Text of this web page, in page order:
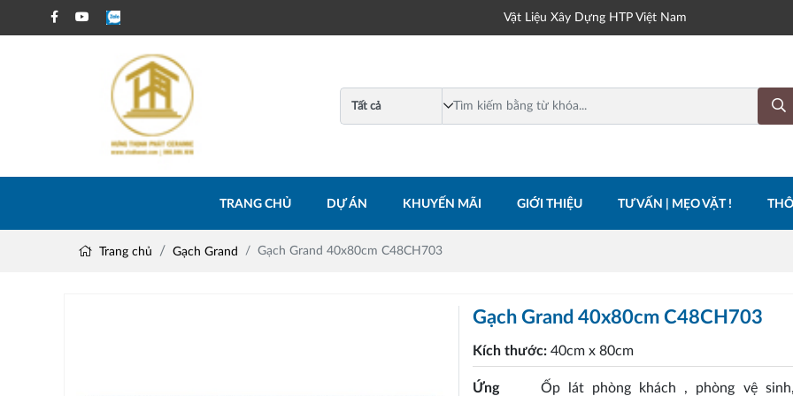
Vật Liệu Xây Dựng HTP Việt Nam
TRANG CHỦ DỰ ÁN KHUYẾN MÃI GIỚI THIỆU TƯ VẤN | MẸO VẶT !
Trang chủ Gạch Grand Gạch Grand 40x80cm C48CH703
Gạch Grand 40x80cm C48CH703
Kích thước:40cm x 80cm
Ứng Ốp lát phòng khách , phòng vệ